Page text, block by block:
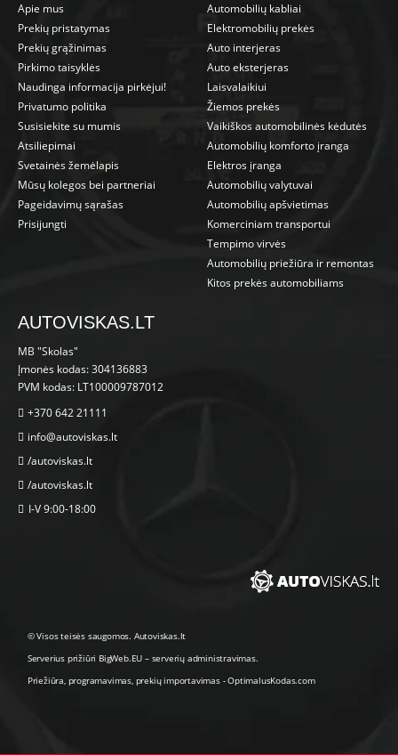
Apie mus
Prekių pristatymas
Prekių grąžinimas
Pirkimo taisyklės
Naudinga informacija pirkėjui!
Privatumo politika
Susisiekite su mumis
Atsiliepimai
Svetainės žemėlapis
Mūsų kolegos bei partneriai
Pageidavimų sąrašas
Prisijungti
Automobilių kabliai
Elektromobilių prekės
Auto interjeras
Auto eksterjeras
Laisvalaikiui
Žiemos prekės
Vaikiškos automobilinės kėdutės
Automobilių komforto įranga
Elektros įranga
Automobilių valytuvai
Automobilių apšvietimas
Komerciniam transportui
Tempimo virvės
Automobilių priežiūra ir remontas
Kitos prekės automobiliams
AUTOVISKAS.LT
MB "Skolas"
Įmonės kodas: 304136883
PVM kodas: LT100009787012
+370 642 21111
info@autoviskas.lt
/autoviskas.lt
/autoviskas.lt
I-V 9:00-18:00
© Visos teisės saugomos. Autoviskas.lt
Serverius prižiūri BigWeb.EU – serverių administravimas.
Priežiūra, programavimas, prekių importavimas-OptimalusKodas.com